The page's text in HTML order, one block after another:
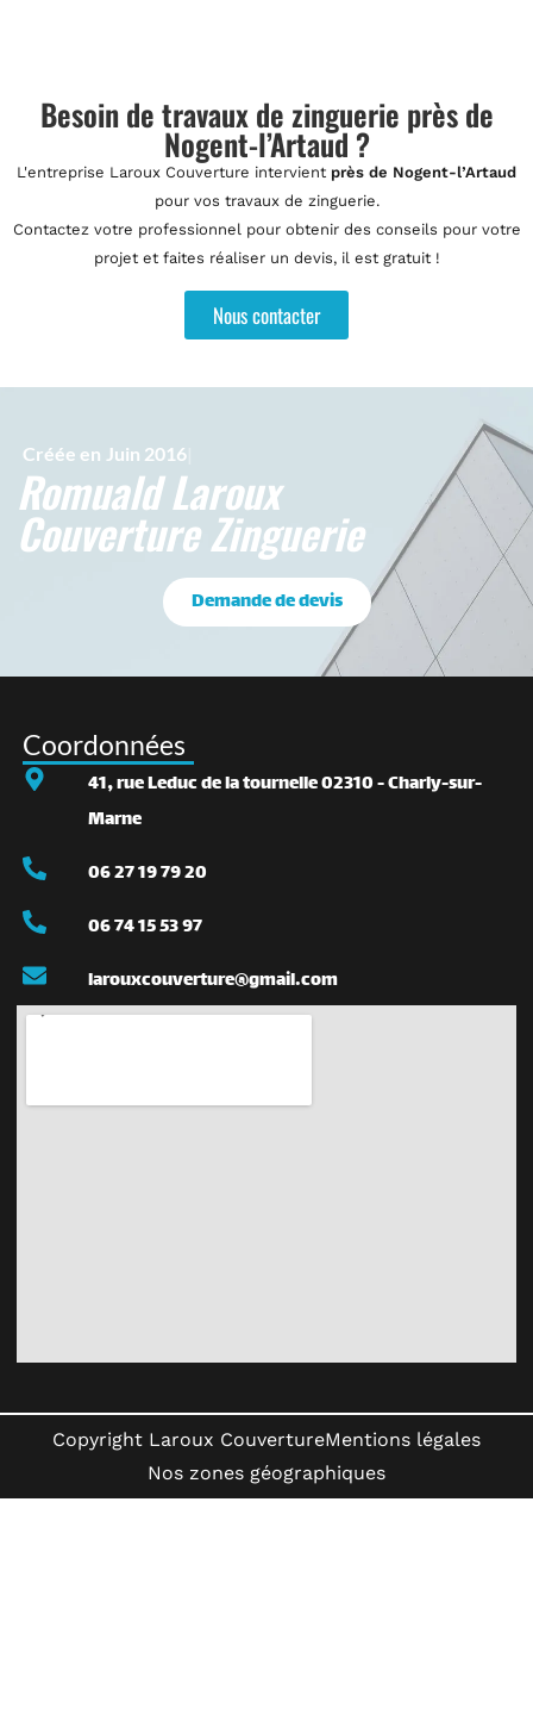
Besoin de travaux de zinguerie près de
Nogent-l’Artaud ?
L'entreprise Laroux Couverture intervient près de Nogent-l’Artaud
pour vos travaux de zinguerie.
Contactez votre professionnel pour obtenir des conseils pour votre
projet et faites réaliser un devis, il est gratuit !
Nous contacter
Créée en
Romuald Laroux
Couverture Zinguerie
Demande de devis
Coordonnées
41, rue Leduc de la tournelle 02310 - Charly-sur-
Marne
06 27 19 79 20
06 74 15 53 97
larouxcouverture@gmail.com
Copyright Laroux CouvertureMentions légales
Nos zones géographiques